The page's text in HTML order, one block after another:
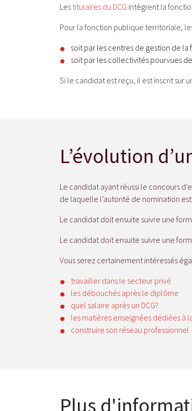
Les titulaires du DCG intègrent la
Pour la fonction publique territoriale,
soit par les centres de gestion de
soit par les collectivités pourvues
Si le candidat est reçu, il est inscrit sur
L’évolution
Le candidat ayant réussi le concours
de laquelle l’autorité de nomination
Le candidat doit ensuite suivre une
Le candidat doit ensuite suivre une
Vous serez certainement intéressés
travailler dans le secteur privé
les débouchés après le diplôme
quel salaire après un DCG?
les matières enseignées dédiées à
construire son réseau professionnel
Plus